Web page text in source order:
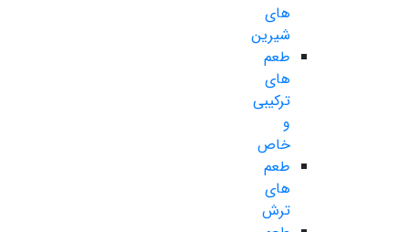
های
شیرین
طعم
های
ترکیبی
و
خاص
طعم
های
ترش